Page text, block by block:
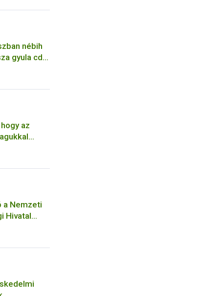
nébih
gyula cdc
az
a Nemzeti
Hivatal